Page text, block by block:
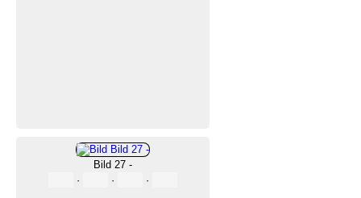
Bild 27 -
·
· ·